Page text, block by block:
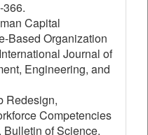
Capital
Based Organization
Journal of
Engineering, and
Redesign,
Competencies
Bulletin of Science,